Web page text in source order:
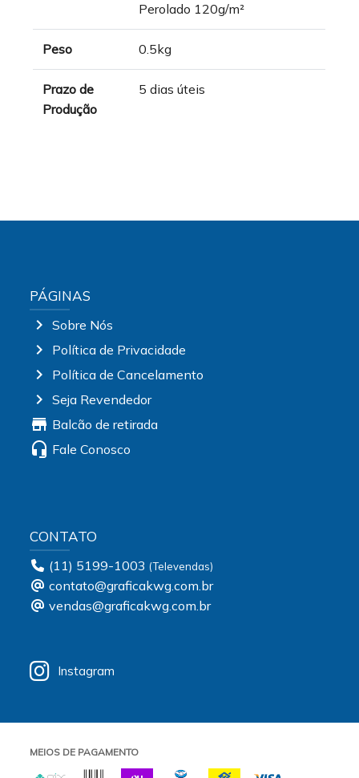
Perolado 120g/m²
Peso 0.5kg
Prazo de
Produção
5 dias úteis
PÁGINAS
chevron_right Sobre Nós
chevron_right Política de Privacidade
chevron_right Política de Cancelamento
chevron_right Seja Revendedor
store Balcão de retirada
headset_mic Fale Conosco
CONTATO
(11) 5199-1003
contato@graficakwg.com.br
vendas@graficakwg.com.br
Instagram
MEIOS DE PAGAMENTO